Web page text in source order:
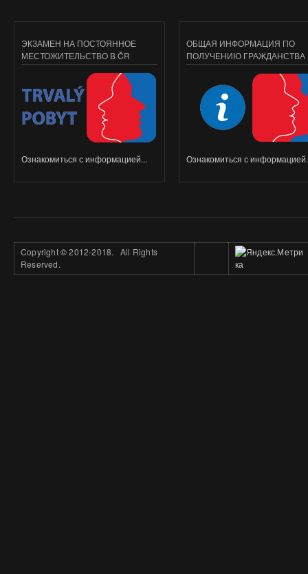
ЭКЗАМЕН НА ПОСТОЯННОЕ
МЕСТОЖИТЕЛЬСТВО В ČR
Ознакомиться с информацией...
ОБЩАЯ ИНФОРМАЦИЯ ПО
ПОЛУЧЕНИЮ ГРАЖДАНСТВА
Ознакомиться с
Copyright©2012-2018. All Rights
Reserved.